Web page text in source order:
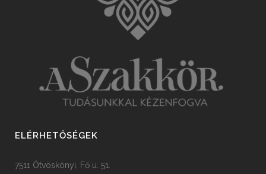
ELÉRHETŐSÉGEK
7511 Ötvöskónyi, Fő u. 51.